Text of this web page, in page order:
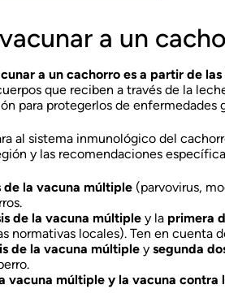
a un
a un cachorro es a partir de
que reciben a través de la
para protegerlos de enfermedades
al sistema inmunológico del
y las recomendaciones
de la vacuna múltiple (parvovirus,
de la vacuna múltiple y la primera
normativas locales). Ten en
de la vacuna múltiple y segunda
vacuna múltiple y la vacuna contra